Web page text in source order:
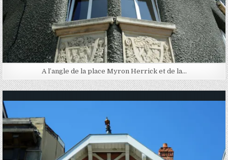
A l’angle de la place Myron Herrick et de la…
Posted in